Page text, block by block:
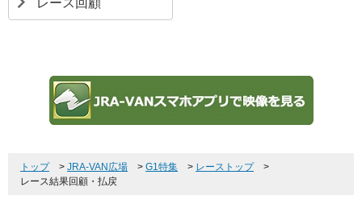
レース回顧
トップ> JRA-VAN広場 > G1特集 > レーストップ>
レース結果回顧・払戻